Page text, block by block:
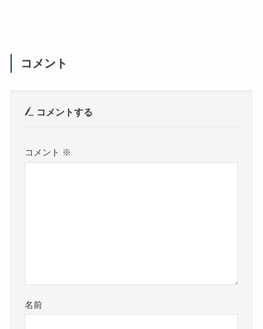
コメント
コメントする
コメント ※
名前